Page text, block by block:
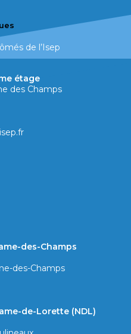
de l’Isep
étage
des Champs
des-Champs
des-Champs
de-Lorette (NDL)